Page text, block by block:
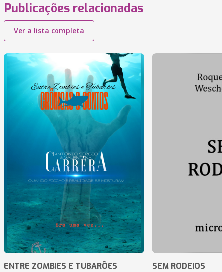
Publicações relacionadas
Ver a lista completa
ENTRE ZOMBIES E TUBARÕES SEM RODEIOS